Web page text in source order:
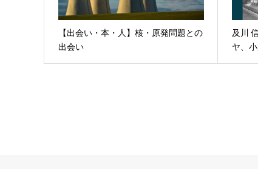
【出会い・本・人】核・原発問題との
出会い
及川
ヤ、